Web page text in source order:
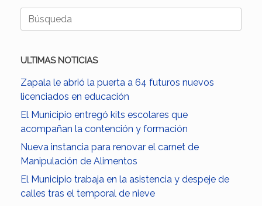
Buscar:
ULTIMAS NOTICIAS
Zapala le abrió la puerta a 64 futuros nuevos
licenciados en educación
El Municipio entregó kits escolares que
acompañan la contención y formación
Nueva instancia para renovar el carnet de
Manipulación de Alimentos
El Municipio trabaja en la asistencia y despeje de
calles tras el temporal de nieve